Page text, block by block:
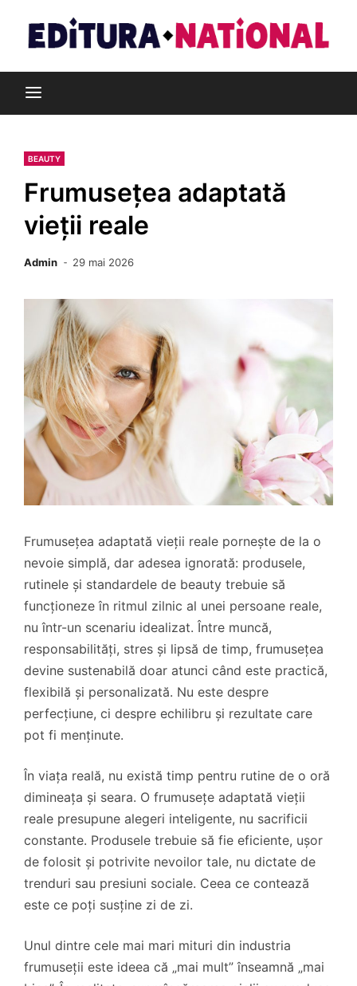
content
Editura Național
BEAUTY
Frumusețea adaptată
vieții reale
Admin 29 mai 2026
Frumusețea adaptată vieții reale pornește de la o
nevoie simplă, dar adesea ignorată: produsele,
rutinele și standardele de beauty trebuie să
funcționeze în ritmul zilnic al unei persoane reale,
nu într-un scenariu idealizat. Între muncă,
responsabilități, stres și lipsă de timp, frumusețea
devine sustenabilă doar atunci când este practică,
flexibilă și personalizată. Nu este despre
perfecțiune, ci despre echilibru și rezultate care
pot fi menținute.
În viața reală, nu există timp pentru rutine de o oră
dimineața și seara. O frumusețe adaptată vieții
reale presupune alegeri inteligente, nu sacrificii
constante. Produsele trebuie să fie eficiente, ușor
de folosit și potrivite nevoilor tale, nu dictate de
trenduri sau presiuni sociale. Ceea ce contează
este ce poți susține zi de zi.
Unul dintre cele mai mari mituri din industria
frumuseții este ideea că „mai mult” înseamnă „mai